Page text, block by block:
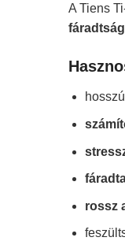
A Tiens
rossz